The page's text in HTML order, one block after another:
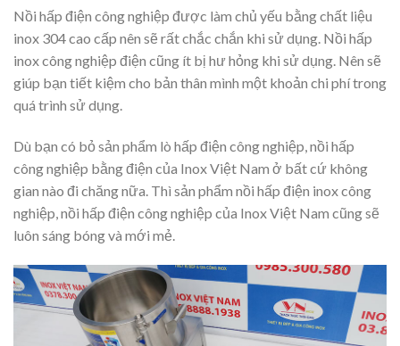
Nồi hấp điện công nghiệp được làm chủ yếu bằng chất liệu
inox 304 cao cấp nên sẽ rất chắc chắn khi sử dụng. Nồi hấp
inox công nghiệp điện cũng ít bị hư hỏng khi sử dụng. Nên sẽ
giúp bạn tiết kiệm cho bản thân mình một khoản chi phí trong
quá trình sử dụng.
Dù bạn có bỏ sản phẩm lò hấp điện công nghiệp, nồi hấp
công nghiệp bằng điện của Inox Việt Nam ở bất cứ không
gian nào đi chăng nữa. Thì sản phẩm nồi hấp điện inox công
nghiệp, nồi hấp điện công nghiệp của Inox Việt Nam cũng sẽ
luôn sáng bóng và mới mẻ.